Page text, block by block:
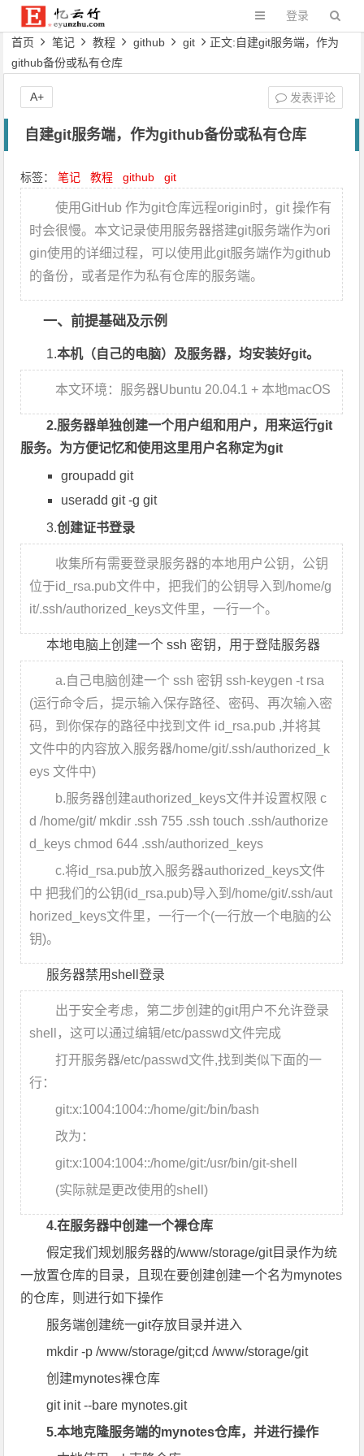
登录
首页 笔记 教程 github git
正文:自建git服务端，作为
github备份或私有仓库
自建git服务端，作为github备份或私有仓库
标签：笔记 教程 github git
使用GitHub 作为git仓库远程origin时，git 操作有
时会很慢。本文记录使用服务器搭建git服务端作为ori
gin使用的详细过程，可以使用此git服务端作为github
的备份，或者是作为私有仓库的服务端。
一、前提基础及示例
1.本机（自己的电脑）及服务器，均安装好git。
本文环境：服务器Ubuntu 20.04.1 + 本地macOS
2.服务器单独创建一个用户组和用户，用来运行git
服务。为方便记忆和使用这里用户名称定为git
groupadd git
useradd git -g git
3.创建证书登录
收集所有需要登录服务器的本地用户公钥，公钥
位于id_rsa.pub文件中，把我们的公钥导入到/home/g
it/.ssh/authorized_keys文件里，一行一个。
本地电脑上创建一个 ssh 密钥，用于登陆服务器
a.自己电脑创建一个 ssh 密钥ssh-keygen -t rsa
(运行命令后，提示输入保存路径、密码、再次输入密
码，到你保存的路径中找到文件 id_rsa.pub ,并将其
文件中的内容放入服务器/home/git/.ssh/authorized_k
eys 文件中)
b.服务器创建authorized_keys文件并设置权限c
d /home/git/ mkdir .ssh 755 .ssh touch .ssh/authorize
d_keys chmod 644 .ssh/authorized_keys
c.将id_rsa.pub放入服务器authorized_keys文件
中 把我们的公钥(id_rsa.pub)导入到/home/git/.ssh/aut
horized_keys文件里，一行一个(一行放一个电脑的公
钥)。
服务器禁用shell登录
出于安全考虑，第二步创建的git用户不允许登录
shell，这可以通过编辑/etc/passwd文件完成
打开服务器/etc/passwd文件,找到类似下面的一
行：
git:x:1004:1004::/home/git:/bin/bash
改为：
git:x:1004:1004::/home/git:/usr/bin/git-shell
(实际就是更改使用的shell)
4.在服务器中创建一个裸仓库
假定我们规划服务器的/www/storage/git目录作为统
一放置仓库的目录，且现在要创建创建一个名为mynotes
的仓库，则进行如下操作
服务端创建统一git存放目录并进入
mkdir -p /www/storage/git;cd /www/storage/git
创建mynotes裸仓库
git init --bare mynotes.git
5.本地克隆服务端的mynotes仓库，并进行操作
发表评论
A+